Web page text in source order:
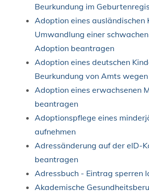
Beurkundung im
Adoption eines ausländischen
Umwandlung einer
Adoption beantragen
Adoption eines deutschen
Beurkundung von Amts wegen
Adoption eines erwachsenen
beantragen
Adoptionspflege eines
aufnehmen
Adressänderung auf der eID-
beantragen
Adressbuch - Eintrag sperren
Akademische